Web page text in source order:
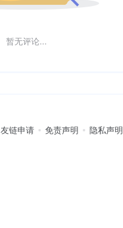
暂无评论...
友链申请 免责声明 隐私声明